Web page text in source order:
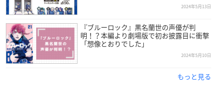
2024年5月13日
『ブルーロック』黒名蘭世の声優が判
明！？本編より劇場版で初お披露目に衝撃
「想像とおりでした」
2024年5月10日
もっと見る